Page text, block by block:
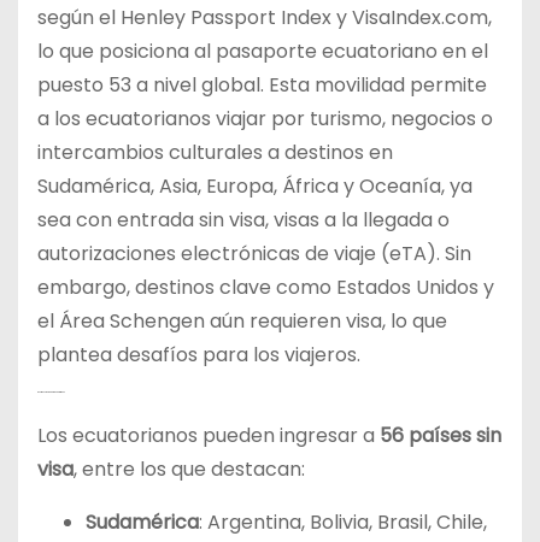
según el Henley Passport Index y VisaIndex.com,
lo que posiciona al pasaporte ecuatoriano en el
puesto 53 a nivel global. Esta movilidad permite
a los ecuatorianos viajar por turismo, negocios o
intercambios culturales a destinos en
Sudamérica, Asia, Europa, África y Oceanía, ya
sea con entrada sin visa, visas a la llegada o
autorizaciones electrónicas de viaje (eTA). Sin
embargo, destinos clave como Estados Unidos y
el Área Schengen aún requieren visa, lo que
plantea desafíos para los viajeros.
Los ecuatorianos pueden ingresar a 56 países sin
visa, entre los que destacan:
Sudamérica: Argentina, Bolivia, Brasil, Chile,